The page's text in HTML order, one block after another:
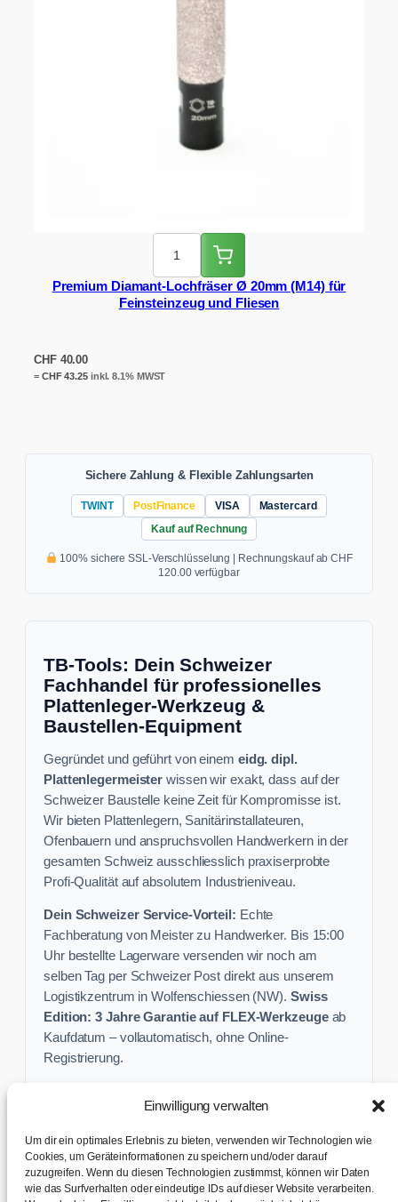
Einwilligung verwalten
Um dir ein optimales Erlebnis zu bieten, verwenden wir Technologien wie
Cookies, um Geräteinformationen zu speichern und/oder darauf
zuzugreifen. Wenn du diesen Technologien zustimmst, können wir Daten
wie das Surfverhalten oder eindeutige IDs auf dieser Website verarbeiten.
Premium Diamant-Lochfräser Ø 20mm (M14) für
Feinsteinzeug und Fliesen
CHF40.00
= CHF43.25inkl. 8.1% MWST
Sichere Zahlung & Flexible Zahlungsarten
TWINT PostFinance VISA
Mastercard
Kauf auf Rechnung
100% sichere SSL-Verschlüsselung | Rechnungskauf ab CHF
120.00 verfügbar
TB-Tools: Dein Schweizer
Fachhandel für professionelles
Plattenleger-Werkzeug &
Baustellen-Equipment
Gegründet und geführt von einem eidg. dipl.
Plattenlegermeister wissen wir exakt, dass auf der
Schweizer Baustelle keine Zeit für Kompromisse ist.
Wir bieten Plattenlegern, Sanitärinstallateuren,
Ofenbauern und anspruchsvollen Handwerkern in der
gesamten Schweiz ausschliesslich praxiserprobte
Profi-Qualität auf absolutem Industrieniveau.
Dein Schweizer Service-Vorteil: Echte
Fachberatung von Meister zu Handwerker. Bis 15:00
Uhr bestellte Lagerware versenden wir noch am
selben Tag per Schweizer Post direkt aus unserem
Logistikzentrum in Wolfenschiessen (NW). Swiss
Edition: 3 Jahre Garantie auf FLEX-Werkzeugeab
Kaufdatum – vollautomatisch, ohne Online-
Registrierung.
Sichere dir exklusive Angebote und praktische
Baustellen-Tipps direkt in dein Postfach.